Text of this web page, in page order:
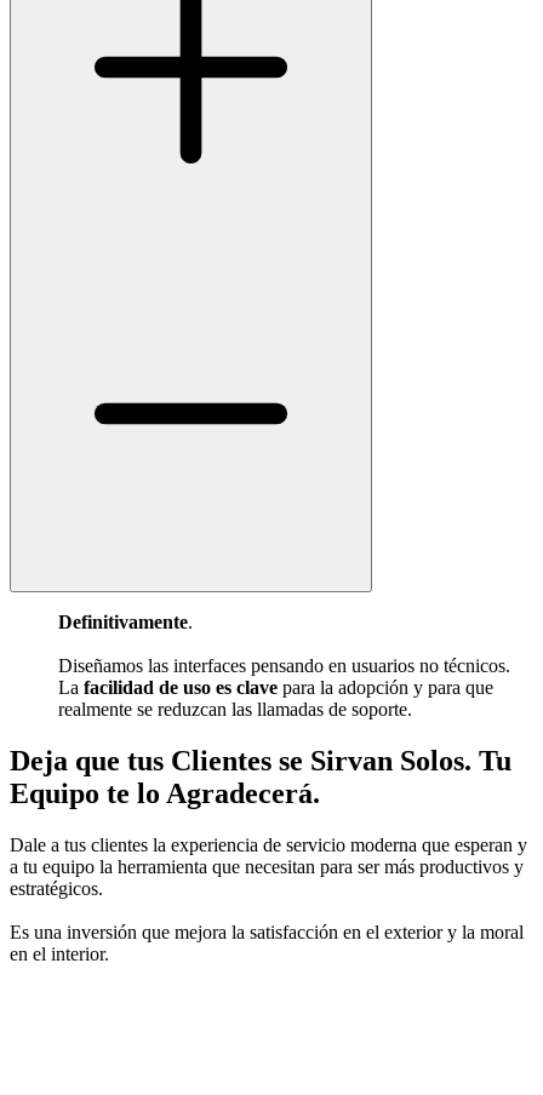
Definitivamente.
Diseñamos las interfaces pensando en usuarios no técnicos.
La facilidad de uso es clave para la adopción y para que
realmente se reduzcan las llamadas de soporte.
Deja que tus Clientes se Sirvan Solos. Tu
Equipo te lo Agradecerá.
Dale a tus clientes la experiencia de servicio moderna que esperan y
a tu equipo la herramienta que necesitan para ser más productivos y
estratégicos.
Es una inversión que mejora la satisfacción en el exterior y la moral
en el interior.